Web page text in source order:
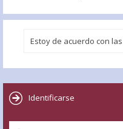
Identificarse